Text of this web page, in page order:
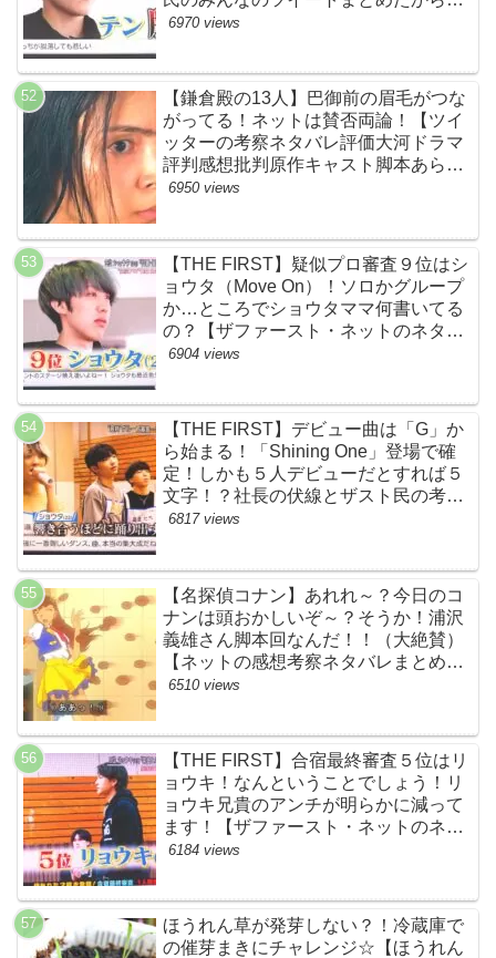
て…【ザファースト・ネットのネタバ
6970 views
【鎌倉殿の13人】巴御前の眉毛がつな
がってる！ネットは賛否両論！【ツイ
ッターの考察ネタバレ評価大河ドラマ
評判感想批判原作キャスト脚本あらす
じ伏線まとめ犯人黒幕・秋元才加】
6950 views
【THE FIRST】疑似プロ審査９位はシ
ョウタ（Move On）！ソロかグループ
か…ところでショウタママ何書いてる
の？【ザファースト・ネットのネタバ
レ感想考察まとめ・スッキリ・
6904 views
【THE FIRST】デビュー曲は「G」か
ら始まる！「Shining One」登場で確
定！しかも５人デビューだとすれば５
文字！？社長の伏線とザスト民の考察
すげーよ…鳥肌立ったわ…【シャイニ
BMSG・BE:FIRST・ビーファース
ト】
6817 views
【名探偵コナン】あれれ～？今日のコ
ナンは頭おかしいぞ～？そうか！浦沢
義雄さん脚本回なんだ！！（大絶賛）
【ネットの感想考察ネタバレまとめ・
笑顔を消したアイドル】
6510 views
【THE FIRST】合宿最終審査５位はリ
ョウキ！なんということでしょう！リ
ョウキ兄貴のアンチが明らかに減って
ます！【ザファースト・ネットのネタ
バレ考察まとめ感想・スッキリ・
6184 views
ほうれん草が発芽しない？！冷蔵庫で
の催芽まきにチャレンジ☆【ほうれん